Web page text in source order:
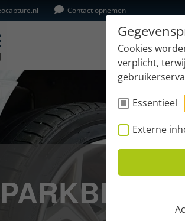
Cookies
verplicht,
Essentieel
Externe
Contact opnemen
Nieuw: